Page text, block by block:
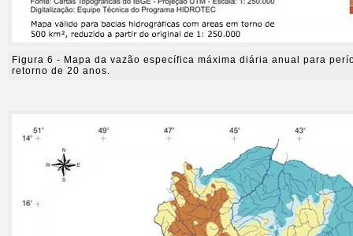
Figura 6 - Mapa da vazão específica máxima diária anual para
retorno de 20 anos.